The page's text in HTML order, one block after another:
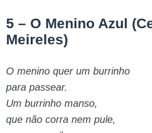
5 – O Menino Azul
Meireles)
O menino quer um burrinho
para passear.
Um burrinho manso,
que não corra nem pule,